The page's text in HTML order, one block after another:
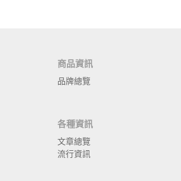
商品資訊
品牌總覽
各種資訊
文章總覽
流行資訊